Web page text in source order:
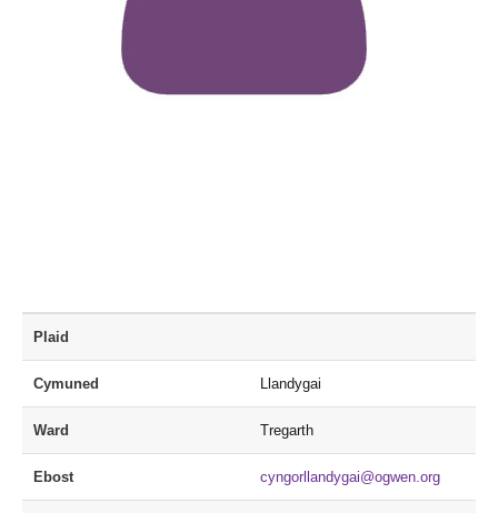
Plaid
Cymuned Llandygai
Ward Tregarth
Ebost cyngorllandygai@ogwen.org